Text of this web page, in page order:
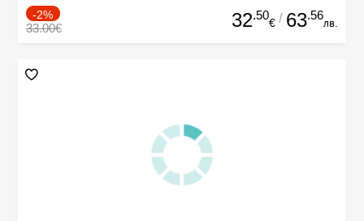
-2%
33.00€ 32.50
€ / 63.56
лв.